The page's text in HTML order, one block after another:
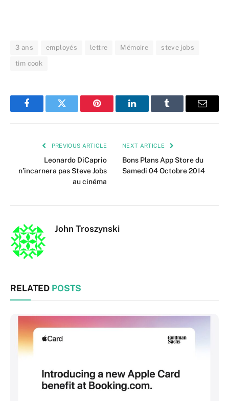
3 ans employés lettre Mémoire steve jobs
tim cook
FacebookTwitter Pinterest LinkedInTumblr Email
PREVIOUS ARTICLE
Leonardo DiCaprio
n’incarnera pas Steve Jobs
au cinéma
NEXT ARTICLE
Bons Plans App Store du
Samedi 04 Octobre 2014
John Troszynski
RELATED POSTS